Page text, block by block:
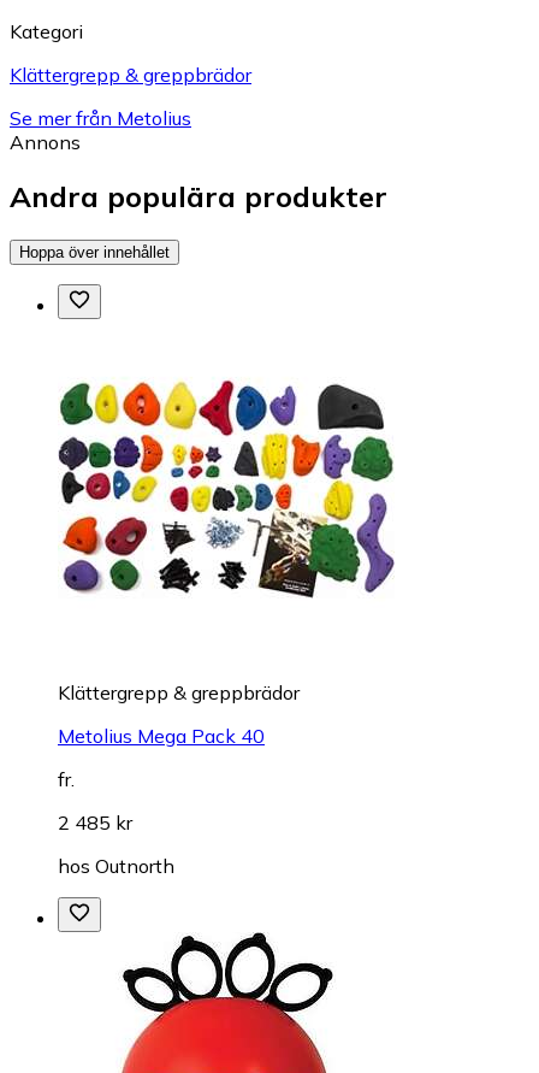
Kategori
Klättergrepp & greppbrädor
Se mer från Metolius
Annons
Andra populära produkter
Hoppa över innehållet
Klättergrepp & greppbrädor
Metolius Mega Pack 40
fr.
2 485 kr
hos Outnorth